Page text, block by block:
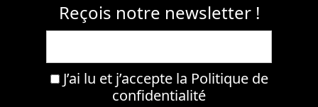
Reçois notre newsletter !
J’ai lu et j’accepte la Politique de
confidentialité